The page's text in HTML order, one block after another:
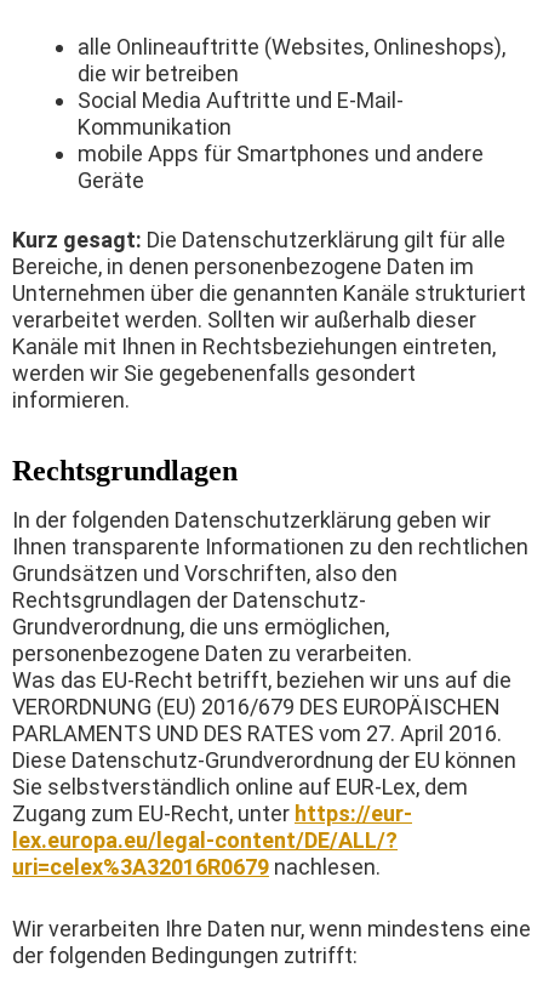
alle Onlineauftritte (Websites, Onlineshops),
die wir betreiben
Social Media Auftritte und E-Mail-
Kommunikation
mobile Apps für Smartphones und andere
Geräte
Kurz gesagt: Die Datenschutzerklärung gilt für alle
Bereiche, in denen personenbezogene Daten im
Unternehmen über die genannten Kanäle strukturiert
verarbeitet werden. Sollten wir außerhalb dieser
Kanäle mit Ihnen in Rechtsbeziehungen eintreten,
werden wir Sie gegebenenfalls gesondert
informieren.
Rechtsgrundlagen
In der folgenden Datenschutzerklärung geben wir
Ihnen transparente Informationen zu den rechtlichen
Grundsätzen und Vorschriften, also den
Rechtsgrundlagen der Datenschutz-
Grundverordnung, die uns ermöglichen,
personenbezogene Daten zu verarbeiten.
Was das EU-Recht betrifft, beziehen wir uns auf die
VERORDNUNG (EU) 2016/679 DES EUROPÄISCHEN
PARLAMENTS UND DES RATES vom 27. April 2016.
Diese Datenschutz-Grundverordnung der EU können
Sie selbstverständlich online auf EUR-Lex, dem
Zugang zum EU-Recht, unter https://eur-
lex.europa.eu/legal-content/DE/ALL/?
uri=celex%3A32016R0679 nachlesen.
Wir verarbeiten Ihre Daten nur, wenn mindestens eine
der folgenden Bedingungen zutrifft: